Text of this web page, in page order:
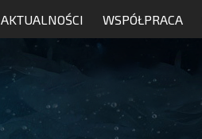
AKTUALNOŚCI WSPÓŁPRACA